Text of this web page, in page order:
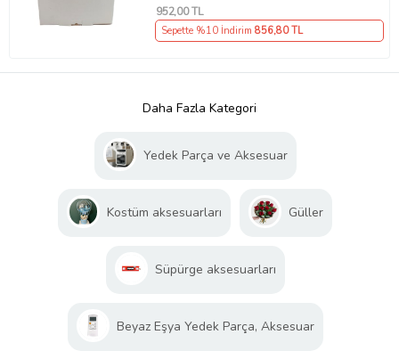
952,00 TL
Sepette %10 İndirim 856,80 TL
Daha Fazla Kategori
Yedek Parça ve Aksesuar
Kostüm aksesuarları Güller
Süpürge aksesuarları
Beyaz Eşya Yedek Parça, Aksesuar